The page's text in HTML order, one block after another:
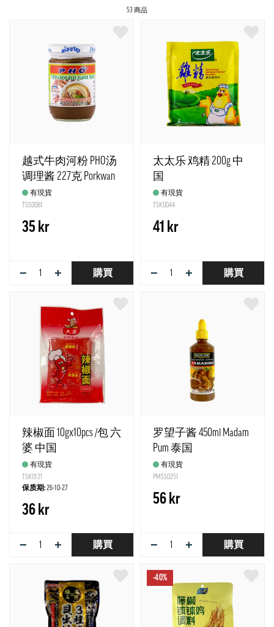
53 商品
越式牛肉河粉 PHO汤
调理酱 227克 Porkwan
泰国有現貨
TSS0081
35 kr
− + 購買
太太乐 鸡精 200g 中
国
有現貨
TSK0044
41 kr
− + 購買
辣椒面 10gx10pcs /包 六
婆 中国
有現貨
TSK0121
保质期:26-10-27
36 kr
− + 購買
罗望子酱 450ml Madam
Pum 泰国
有現貨
PMSS0251
56 kr
− + 購買
-40%